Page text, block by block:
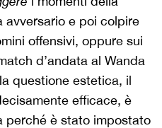
avversario e poi colpire
offensivi, oppure sui
d’andata al Wanda
questione estetica, il
efficace, è
perché è stato impostato